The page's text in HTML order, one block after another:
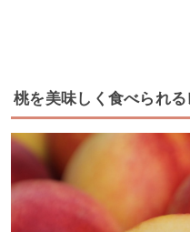
桃を美味しく食べられる